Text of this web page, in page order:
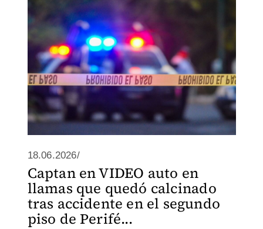
18.06.2026/
Captan en VIDEO auto en
llamas que quedó calcinado
tras accidente en el segundo
piso de Perifé...